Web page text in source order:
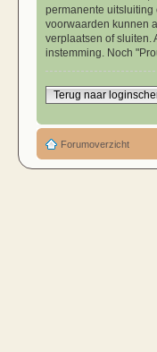
permanente uitsluiting
voorwaarden kunnen
verplaatsen of sluiten.
instemming. Noch
Terug naar
Forumoverzicht